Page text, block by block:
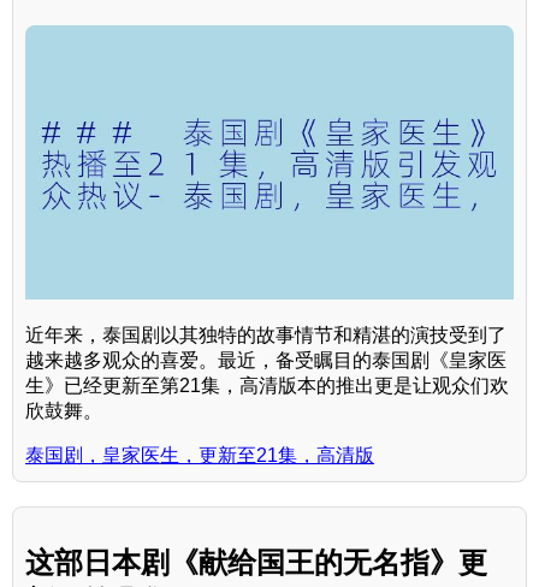
近年来，泰国剧以其独特的故事情节和精湛的演技受到了
越来越多观众的喜爱。最近，备受瞩目的泰国剧《皇家医
生》已经更新至第21集，高清版本的推出更是让观众们欢
欣鼓舞。
泰国剧，皇家医生，更新至21集，高清版
这部日本剧《献给国王的无名指》更